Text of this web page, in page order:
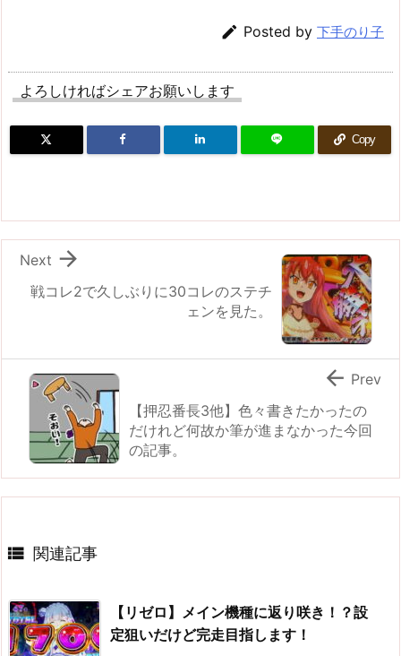
 Posted by 下手のり子
よろしければシェアお願いします
Copy
戦コレ2で久しぶりに30コレのステチ
ェンを見た。

Next
【押忍番長3他】色々書きたかったの
だけれど何故か筆が進まなかった今回
の記事。
 Prev
 関連記事
【リゼロ】メイン機種に返り咲き！？設
定狙いだけど完走目指します！